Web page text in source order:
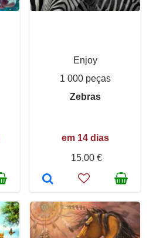
Enjoy
1 000 peças
Zebras
em 14 dias
15,00 €